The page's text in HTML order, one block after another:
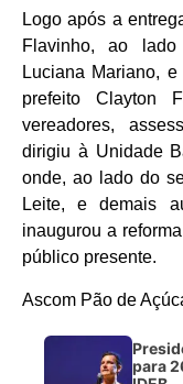
Logo após a
Flavinho, ao
Luciana Mariano,
prefeito Clayton
vereadores,
dirigiu à Unidade
onde, ao lado do
Leite, e demais
inaugurou a
público presente.
Ascom Pão de
para